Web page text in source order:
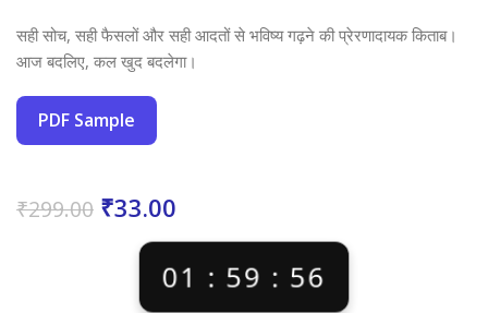
सही सोच, सही फैसलों और सही आदतों से भविष्य गढ़ने की प्रेरणादायक किताब।
आज बदलिए, कल खुद बदलेगा।
PDF Sample
₹299.00 ₹33.00
01 : 59 : 56